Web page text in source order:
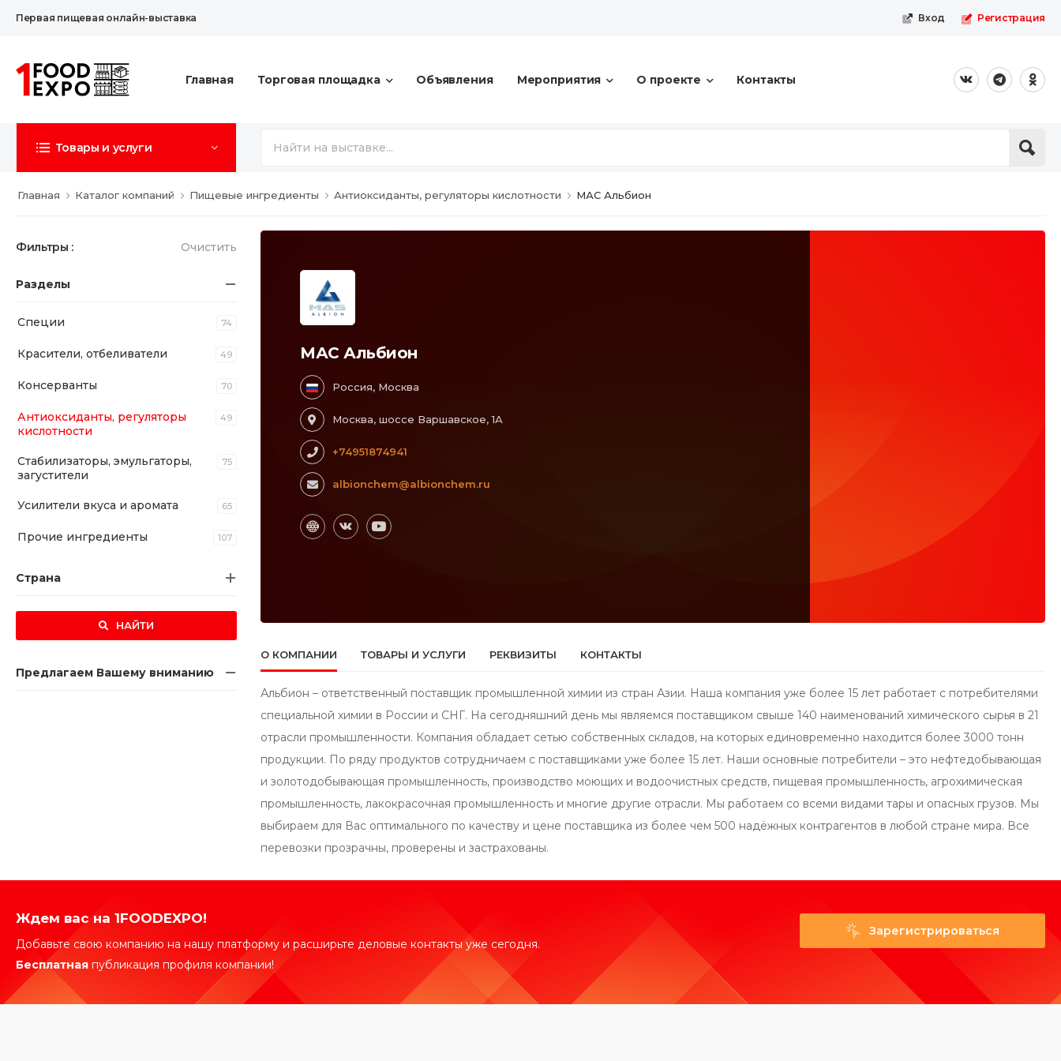
Первая пищевая онлайн-выставка Вход Регистрация
Главная Торговая площадка Объявления Мероприятия О проекте Контакты
Товары и услуги
Главная Каталог компаний Пищевые ингредиенты Антиоксиданты, регуляторы кислотности МАС Альбион
Фильтры : Очистить
Разделы
Специи 74
Красители, отбеливатели 49
Консерванты 70
Антиоксиданты, регуляторы
кислотности
49
Стабилизаторы, эмульгаторы,
загустители
75
Усилители вкуса и аромата 65
Прочие ингредиенты 107
Страна
НАЙТИ
Предлагаем Вашему вниманию
МАС Альбион
Россия, Москва
Москва, шоссе Варшавское, 1А
+74951874941
albionchem@albionchem.ru
О КОМПАНИИ ТОВАРЫ И УСЛУГИ РЕКВИЗИТЫ КОНТАКТЫ
Альбион – ответственный поставщик промышленной химии из стран Азии. Наша компания уже более 15 лет работает с потребителями
специальной химии в России и СНГ. На сегодняшний день мы являемся поставщиком свыше 140 наименований химического сырья в 21
отрасли промышленности. Компания обладает сетью собственных складов, на которых единовременно находится более 3000 тонн
продукции. По ряду продуктов сотрудничаем с поставщиками уже более 15 лет. Наши основные потребители – это нефтедобывающая
и золотодобывающая промышленность, производство моющих и водоочистных средств, пищевая промышленность, агрохимическая
промышленность, лакокрасочная промышленность и многие другие отрасли. Мы работаем со всеми видами тары и опасных грузов. Мы
выбираем для Вас оптимального по качеству и цене поставщика из более чем 500 надёжных контрагентов в любой стране мира. Все
перевозки прозрачны, проверены и застрахованы.
Ждем вас на 1FOODEXPO!
Добавьте свою компанию на нашу платформу и расширьте деловые контакты уже сегодня.
Бесплатная публикация профиля компании!
Зарегистрироваться